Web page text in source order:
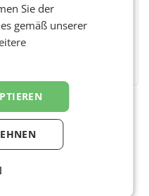
trotz schwachem
Sie der
gemäß unserer